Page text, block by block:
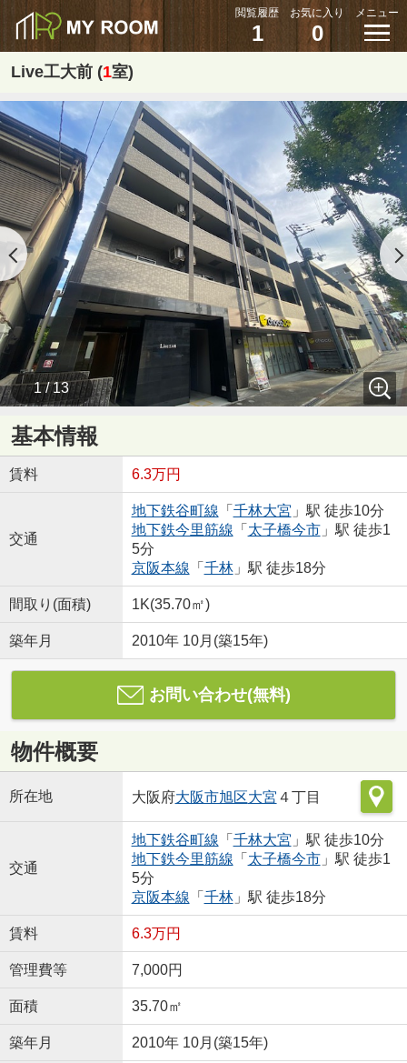
閲覧履歴
1
お気に入り
0
メニュー
Live工大前 (1室)
1 / 13
基本情報
賃料 6.3万円
交通
地下鉄谷町線 「 千林大宮 」駅 徒歩10分
地下鉄今里筋線 「 太子橋今市」駅 徒歩1
5分
京阪本線 「 千林」駅 徒歩18分
間取り(面積) 1K(35.70㎡)
築年月 2010年 10月(築15年)
お問い合わせ(無料)
物件概要
所在地 大阪府大阪市旭区大宮 ４丁目
交通
地下鉄谷町線 「 千林大宮 」駅 徒歩10分
地下鉄今里筋線 「 太子橋今市」駅 徒歩1
5分
京阪本線 「 千林」駅 徒歩18分
賃料 6.3万円
管理費等 7,000円
面積 35.70㎡
築年月 2010年 10月(築15年)